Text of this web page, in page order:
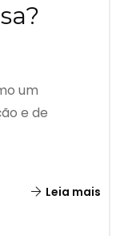
um
e de
Leia mais